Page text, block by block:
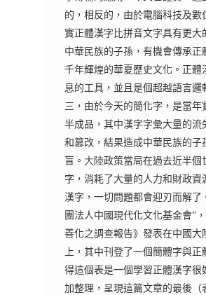
的，相反的，由於電腦科技及數
實正體漢字比拼音文字具有更大
中華民族的子孫，有機會傳承正
千年輝煌的華夏歷史文化。正體
息的工具，並且是個超越語言邏
三，由於今天的簡化字，是當年
半成品，其中漢字字彙大量的流
和篡改，結果造成中華民族的子
盲。 大陸政策當局在過去近半個
字，消耗了大量的人力和財政資
漢字，一切問題都會迎刃而解了
團法人中國現代化文化基金會”
善化之調查報告》發表在中國大
上，其中刊登了一個簡體字與
得這個表是一個學習正體漢字很
加整理，呈現這篇文章的最後（